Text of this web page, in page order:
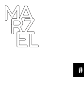
フィ
デザ
ナー